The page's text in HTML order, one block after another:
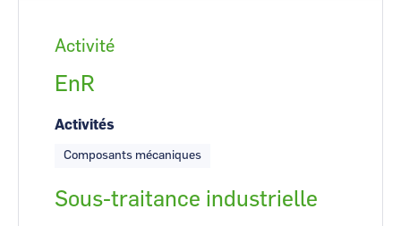
Activité
EnR
Activités
Composants mécaniques
Sous-traitance industrielle